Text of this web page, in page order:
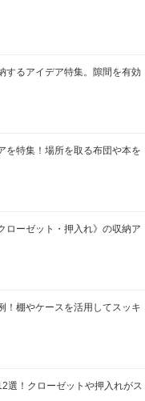
するアイデア特集。隙間を有効
を特集！場所を取る布団や本を
ローゼット・押入れ》の収納ア
！棚やケースを活用してスッキ
選！クローゼットや押入れがス